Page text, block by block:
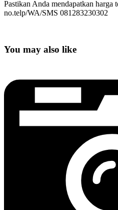
Pastikan Anda mendapatkan
no.telp/WA/SMS 081283230302
You may also like